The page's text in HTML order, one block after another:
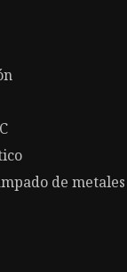
de metales